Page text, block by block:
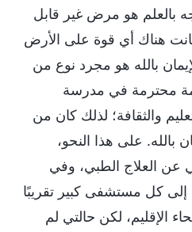
بالعلم هو مرض غير قابل
هناك أي قوة على الأرض
بالله هو مجرد نوع من
محترمة في مدرسة
والثقافة؛ لذلك كان من
بالله. على هذا النحو،
العلاج الطبي، وفي
كل مستشفى كبير تقريبًا
الإقليم، لكن حالتي لم